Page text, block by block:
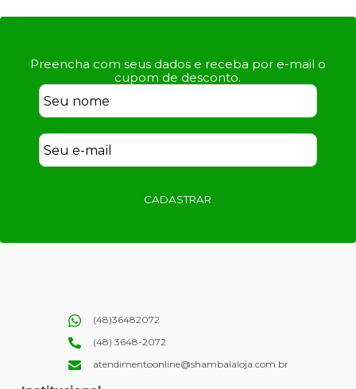
Preencha com seus dados e receba por e-mail o
cupom de desconto.
CADASTRAR
(48)36482072
(48) 3648-2072
atendimentoonline@shambalaloja.com.br